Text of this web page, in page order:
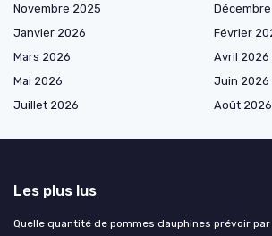
Novembre 2025
Janvier 2026
Février
Mars 2026
Avril 2026
Mai 2026
Juin 2026
Juillet 2026
Août 2026
Les plus lus
Quelle quantité de pommes dauphines prévoir par